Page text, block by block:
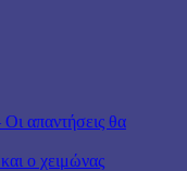
απαντήσεις θα
ο χειμώνας